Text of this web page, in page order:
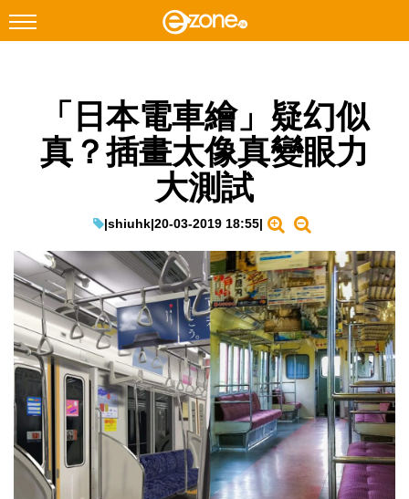
Facebook Instagram
科技焦點
教學評測
EduTech
IT Times
生成式AI與雲端應用
Enterprise Digital Transformation
特集
「日本電車繪」疑幻似
真？插畫太像真變眼力
大測試
|shiuhk|20-03-2019 18:55|